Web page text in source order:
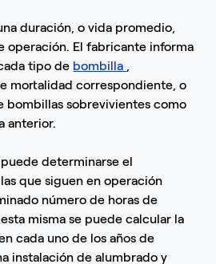
duración, o vida promedio,
operación. El fabricante informa
tipo de bombilla ,
mortalidad correspondiente, o
bombillas sobrevivientes como
anterior.
determinarse el
que siguen en operación
número de horas de
misma se puede calcular la
cada uno de los años de
instalación de alumbrado y